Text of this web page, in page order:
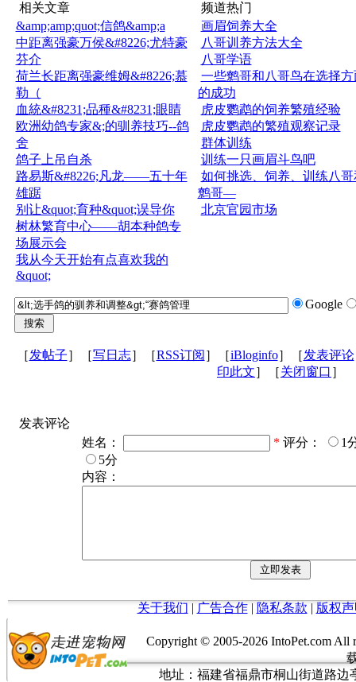
相关文章
&amp;amp;quot;信鸽&amp;a
中距离强豪万侯&#8226;尤特豪
芬介
荷兰长距离强豪维姆&#8226;慕
勒（
血統&#8231;品種&#8231;眼睛
欧洲幼鸽专家&;的驯养技巧--鸽
舍
鸽子上吊自杀
路易斯&#8226;凡龙——五十年
雄踞
别让&quot;育种&quot;误导你
树林繁育中心——胡本种鸽专
场展示会
我从今天开始有点喜欢我的
&quot;
频道热门
画眉饲养大全
八哥训养方法大全
八哥学语
一些鹩哥和八哥鸟在选择方
的成功
虎皮鹦鹉的饲养繁殖经验
虎皮鹦鹉的繁殖观察记录
群体训练
训练一只画眉斗鸟吧
如何挑选、饲养、训练八哥
鹩哥—
北京官园市场
Google
［发帖子］［写日志］［RSS订阅 ］［iBloginfo］［发表评论
印此文］［关闭窗口 ］
发表评论
姓名：
* 评分：
1
5分
内容：
关于我们 | 广告合作| 隐私条款 | 版权
Copyright © 2005-2026 IntoPet.com
地址：福建省福鼎市桐山街道路边